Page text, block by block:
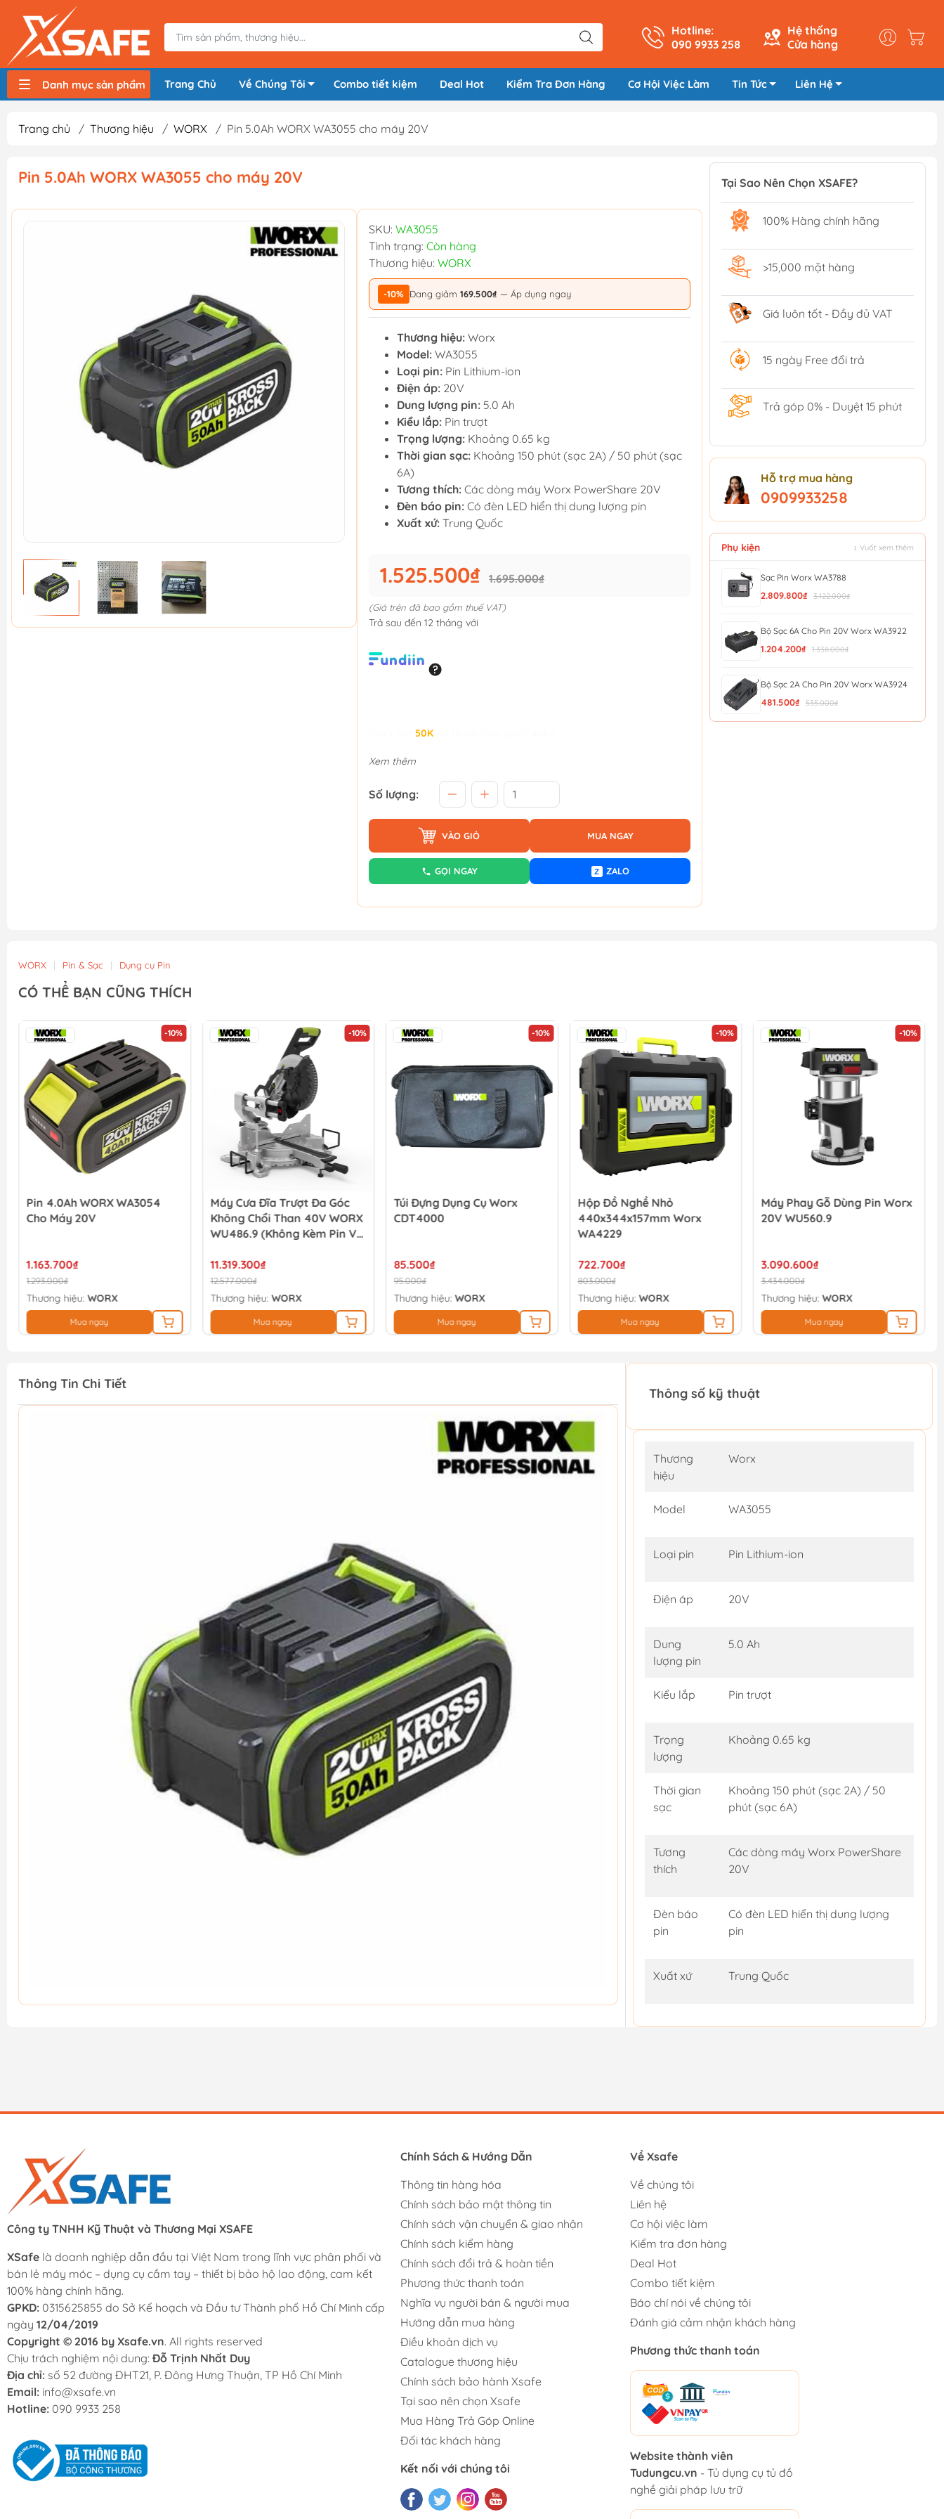
Hotline:
090 9933 258
Hệ thống
Cửa hàng
Danh mục sản phẩm Trang Chủ Về Chúng Tôi Combo tiết kiệm Deal Hot Kiểm Tra Đơn Hàng Cơ Hội Việc Làm Tin Tức Liên Hệ
Trang chủ / Thương hiệu / WORX / Pin 5.0Ah WORX WA3055 cho máy 20V
Pin 5.0Ah WORX WA3055 cho máy 20V
SKU: WA3055
Tình trạng: Còn hàng
Thương hiệu: WORX
-10% Đang giảm 169.500₫ — Áp dụng ngay
Thương hiệu: Worx
Model: WA3055
Loại pin: Pin Lithium-ion
Điện áp: 20V
Dung lượng pin: 5.0 Ah
Kiểu lắp: Pin trượt
Trọng lượng: Khoảng 0.65 kg
Thời gian sạc: Khoảng 150 phút (sạc 2A) / 50 phút (sạc
6A)
Tương thích: Các dòng máy Worx PowerShare 20V
Đèn báo pin: Có đèn LED hiển thị dung lượng pin
Xuất xứ: Trung Quốc
1.525.500₫ 1.695.000₫
(Giá trên đã bao gồm thuế VAT)
Trả sau đến 12 tháng với
50K
Xem thêm
Số lượng:
VÀO GIỎ MUA NGAY
GỌI NGAY Z ZALO
Tại Sao Nên Chọn XSAFE?
100% Hàng chính hãng
>15,000 mặt hàng
Giá luôn tốt - Đầy đủ VAT
15 ngày Free đổi trả
Trả góp 0% - Duyệt 15 phút
Hỗ trợ mua hàng
0909933258
Phụ kiện ↕ Vuốt xem thêm
Sạc Pin Worx WA3788
2.809.800₫ 3.122.000₫
Bộ Sạc 6A Cho Pin 20V Worx WA3922
1.204.200₫ 1.338.000₫
Bộ Sạc 2A Cho Pin 20V Worx WA3924
481.500₫ 535.000₫
WORX | Pin & Sạc | Dụng cụ Pin
CÓ THỂ BẠN CŨNG THÍCH
-10%
Pin 4.0Ah WORX WA3054
Cho Máy 20V
1.163.700₫
1.293.000₫
Thương hiệu:WORX
Mua ngay
-10%
Máy Cưa Đĩa Trượt Đa Góc
Không Chổi Than 40V WORX
WU486.9 (Không Kèm Pin Và
11.319.300₫
12.577.000₫
Thương hiệu:WORX
Mua ngay
-10%
Túi Đựng Dụng Cụ Worx
CDT4000
85.500₫
95.000₫
Thương hiệu:WORX
Mua ngay
-10%
Hộp Đồ Nghề Nhỏ
440x344x157mm Worx
WA4229
722.700₫
803.000₫
Thương hiệu:WORX
Mua ngay
-10%
Máy Phay Gỗ Dùng Pin Worx
20V WU560.9
3.090.600₫
3.434.000₫
Thương hiệu:WORX
Mua ngay
Thông Tin Chi Tiết
Thông số kỹ thuật
Thương
hiệu
Worx
Model WA3055
Loại pin Pin Lithium-ion
Điện áp 20V
Dung
lượng pin
5.0 Ah
Kiểu lắp Pin trượt
Trọng
lượng
Khoảng 0.65 kg
Thời gian
sạc
Khoảng 150 phút (sạc 2A) / 50
phút (sạc 6A)
Tương
thích
Các dòng máy Worx PowerShare
20V
Đèn báo
pin
Có đèn LED hiển thị dung lượng
pin
Xuất xứ Trung Quốc
Công ty TNHH Kỹ Thuật và Thương Mại XSAFE
XSafe là doanh nghiệp dẫn đầu tại Việt Nam trong lĩnh vực phân phối và
bán lẻ máy móc – dụng cụ cầm tay – thiết bị bảo hộ lao động, cam kết
100% hàng chính hãng.
GPKD: 0315625855 do Sở Kế hoạch và Đầu tư Thành phố Hồ Chí Minh cấp
ngày 12/04/2019
Copyright © 2016 by Xsafe.vn. All rights reserved
Chịu trách nghiệm nội dung: Đỗ Trịnh Nhất Duy
Địa chỉ: số 52 đường ĐHT21, P. Đông Hưng Thuận, TP Hồ Chí Minh
Email: info@xsafe.vn
Hotline: 090 9933 258
Chính Sách & Hướng Dẫn
Thông tin hàng hóa
Chính sách bảo mật thông tin
Chính sách vận chuyển & giao nhận
Chính sách kiểm hàng
Chính sách đổi trả & hoàn tiền
Phương thức thanh toán
Nghĩa vụ người bán & người mua
Hướng dẫn mua hàng
Điều khoản dịch vụ
Catalogue thương hiệu
Chính sách bảo hành Xsafe
Tại sao nên chọn Xsafe
Mua Hàng Trả Góp Online
Đối tác khách hàng
Kết nối với chúng tôi
Về Xsafe
Về chúng tôi
Liên hệ
Cơ hội việc làm
Kiểm tra đơn hàng
Deal Hot
Combo tiết kiệm
Báo chí nói về chúng tôi
Đánh giá cảm nhận khách hàng
Phương thức thanh toán
Website thành viên
Tudungcu.vn - Tủ dụng cụ tủ đồ
nghề giải pháp lưu trữ